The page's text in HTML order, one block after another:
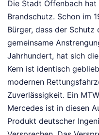
Die Stadt Offenbach
Brandschutz. Schon im
Bürger, dass der Schutz
gemeinsame
Jahrhundert, hat sich
Kern ist identisch
modernen
Zuverlässigkeit. Ein
Mercedes ist in diesen
Produkt deutscher